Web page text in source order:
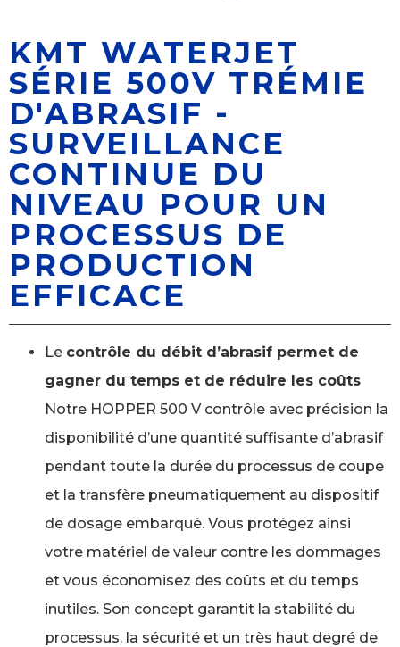
KMT WATERJET
SÉRIE 500V TRÉMIE
D'ABRASIF -
SURVEILLANCE
CONTINUE DU
NIVEAU POUR UN
PROCESSUS DE
PRODUCTION
EFFICACE
Le contrôle du débit d’abrasif permet de
gagner du temps et de réduire les coûts
Notre HOPPER 500 V contrôle avec précision la
disponibilité d’une quantité suffisante d’abrasif
pendant toute la durée du processus de coupe
et la transfère pneumatiquement au dispositif
de dosage embarqué. Vous protégez ainsi
votre matériel de valeur contre les dommages
et vous économisez des coûts et du temps
inutiles. Son concept garantit la stabilité du
processus, la sécurité et un très haut degré de